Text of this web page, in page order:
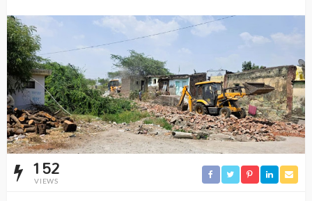
152
VIEWS